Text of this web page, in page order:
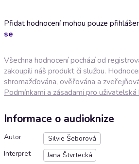
Přidat hodnocení mohou pouze
se
Všechna hodnocení pochází od
zakoupili náš produkt či službu.
shromažďována, ověřována a
Podmínkami a zásadami pro uživatelská
Informace o audioknize
Autor
Silvie Šeborová
Interpret
Jana Štvrtecká